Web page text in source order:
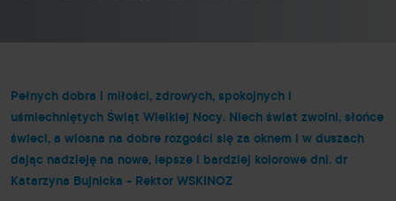
Pełnych dobra i miłości, zdrowych, spokojnych i
uśmiechniętych Świąt Wielkiej Nocy. Niech świat zwolni, słońce
świeci, a wiosna na dobre rozgości się za oknem i w duszach
dając nadzieję na nowe, lepsze i bardziej kolorowe dni. dr
Katarzyna Bujnicka - Rektor WSKINOZ